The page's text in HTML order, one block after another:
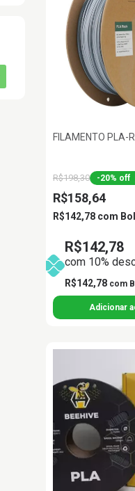
FILAMENTO PLA-
R$198,30 -20% off
R$158,64
R$142,78 com
R$142,78
com 10%
R$142,78 com